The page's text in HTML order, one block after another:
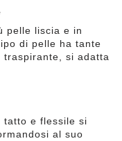
pelle liscia e in
di pelle ha tante
si adatta
tatto e flessile si
al suo